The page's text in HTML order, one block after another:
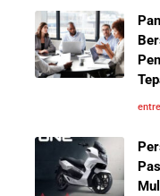
Lengkap untuk
5 Alasan Kenapa
Sebelum Memulai
5 Alasan Kenapa
Orang Lain